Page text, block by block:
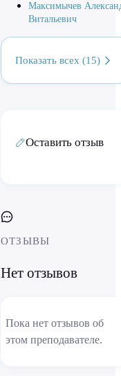
Максимычев
Витальевич
Показать всех (15)
Оставить отзыв
ОТЗЫВЫ
Нет отзывов
Пока нет отзывов об
этом преподавателе.